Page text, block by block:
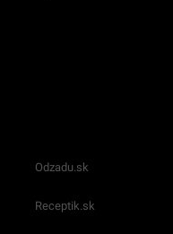
Odzadu.sk
Receptik.sk